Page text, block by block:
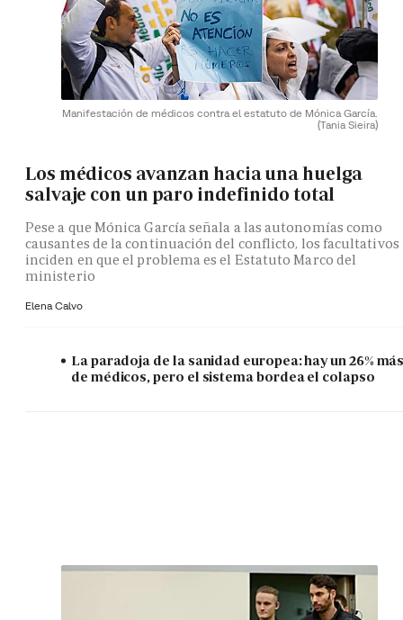
Manifestación de médicos contra el estatuto de Mónica García.
(Tania Sieira)
Los médicos avanzan hacia una huelga
salvaje con un paro indefinido total
Pese a que Mónica García señala a las autonomías como
causantes de la continuación del conflicto, los facultativos
inciden en que el problema es el Estatuto Marco del
ministerio
Elena Calvo
La paradoja de la sanidad europea: hay un 26%
de médicos, pero el sistema bordea el colapso